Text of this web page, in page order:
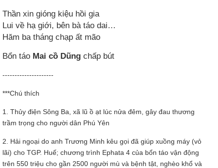
Thần xin gióng kiệu hồi gia
Lui về hạ giới, bên bà táo dai…
Hăm ba tháng chạp ất mão
Bổn táo Mai cồ Dũng chấp bút
---------------------
***Chú thích
1. Thủy điện Sông Ba, xã lũ ồ ạt lúc nửa đêm, gây đau thương
trầm trọng cho người dân Phú Yên
2. Hải ngoại do anh Trương Minh kêu gọi đã giúp xuồng máy (vỏ
lãi) cho TGP. Huế; chương trình Ephata 4 của bổn táo vận động
trên 550 triệu cho gần 2500 người mù và bệnh tật, nghèo khổ và